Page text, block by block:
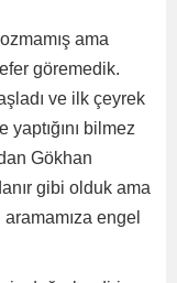
ama
göremedik.
ve ilk çeyrek
bilmez
Gökhan
gibi olduk ama
engel